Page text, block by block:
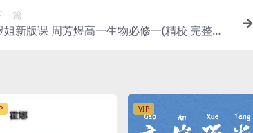
一篇
姐新版课 周芳煜高一生物必修一(精校 完整视
VIP